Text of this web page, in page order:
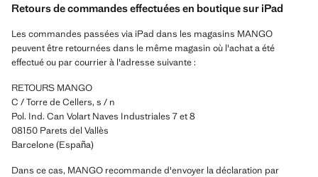
Retours de commandes effectuées en boutique sur iPad
Les commandes passées via iPad dans les magasins MANGO
peuvent être retournées dans le même magasin où l'achat a été
effectué ou par courrier à l'adresse suivante :
RETOURS MANGO
C / Torre de Cellers, s / n
Pol. Ind. Can Volart Naves Industriales 7 et 8
08150 Parets del Vallès
Barcelone (España)
Dans ce cas, MANGO recommande d'envoyer la déclaration par